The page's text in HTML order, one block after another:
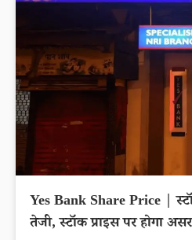
Yes Bank Share Price |
तेजी, स्टॉक प्राइस पर होगा